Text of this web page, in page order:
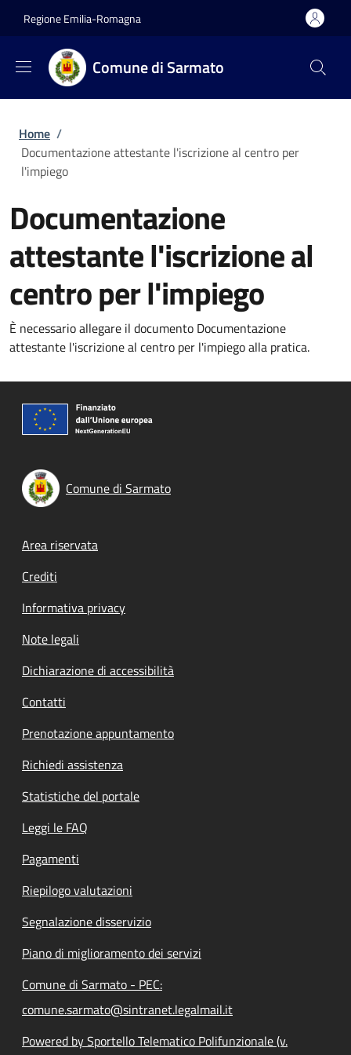
Regione Emilia-Romagna
Comune di Sarmato
Briciole di pane
Home /
Documentazione attestante l'iscrizione al centro per
l'impiego
Documentazione
attestante l'iscrizione al
centro per l'impiego
È necessario allegare il documento Documentazione
attestante l'iscrizione al centro per l'impiego alla pratica.
Comune di Sarmato
Footer menu
Area riservata
Crediti
Informativa privacy
Note legali
Dichiarazione di accessibilità
Contatti
Prenotazione appuntamento
Richiedi assistenza
Statistiche del portale
Leggi le FAQ
Pagamenti
Riepilogo valutazioni
Segnalazione disservizio
Piano di miglioramento dei servizi
Comune di Sarmato - PEC:
comune.sarmato@sintranet.legalmail.it
Powered by Sportello Telematico Polifunzionale (v.